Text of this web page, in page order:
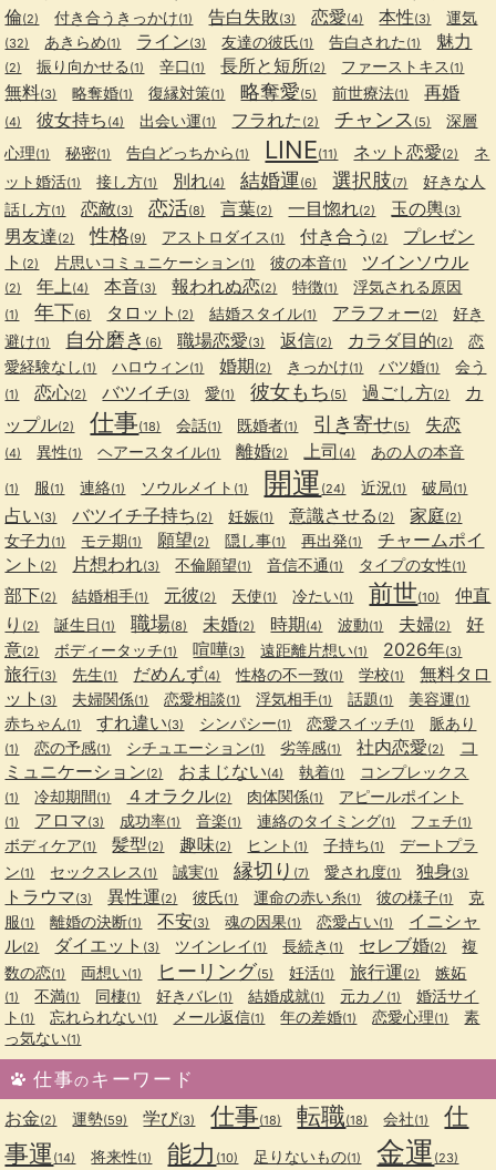
倫(2) 付き合うきっかけ(1) 告白失敗(3) 恋愛(4) 本性(3) 運気
(32) あきらめ(1) ライン(3) 友達の彼氏(1) 告白された (1) 魅力
(2) 振り向かせる (1) 辛口 (1) 長所と短所(2) ファーストキス (1)
無料(3) 略奪婚(1) 復縁対策(1) 略奪愛(5) 前世療法(1) 再婚
(4) 彼女持ち (4) 出会い運(1) フラれた (2) チャンス (5)
深層
心理(1) 秘密(1) 告白どっちから (1) LINE(11) ネット恋愛(2)
ネ
ット婚活(1) 接し方(1) 別れ(4) 結婚運(6) 選択肢(7)
好きな人
話し方(1) 恋敵(3) 恋活(8) 言葉(2) 一目惚れ(2) 玉の輿(3)
男友達(2) 性格(9) アストロダイス (1) 付き合う (2)
プレゼン
ト (2) 片思いコミュニケーション(1) 彼の本音(1) ツインソウル
(2) 年上 (4) 本音(3) 報われぬ恋(2) 特徴(1) 浮気される原因
(1) 年下(6) タロット (2) 結婚スタイル(1) アラフォー(2)
好き
避け(1) 自分磨き (6) 職場恋愛(3) 返信(2) カラダ目的(2)
恋
愛経験なし (1) ハロウィン(1) 婚期(2) きっかけ(1) バツ婚(1) 会う
(1) 恋心(2) バツイチ(3) 愛(1) 彼女もち (5) 過ごし方(2)
カ
ップル(2) 仕事(18) 会話(1) 既婚者(1) 引き寄せ(5) 失恋
(4) 異性(1) ヘアースタイル(1) 離婚(2) 上司 (4) あの人の本音
(1) 服(1) 連絡(1) ソウルメイト (1) 開運 (24) 近況 (1) 破局(1)
占い(3) バツイチ子持ち (2) 妊娠(1) 意識させる (2) 家庭(2)
女子力 (1) モテ期(1) 願望(2) 隠し事(1) 再出発(1)
チャームポイ
ント (2) 片想われ(3) 不倫願望(1) 音信不通 (1) タイプの女性(1)
部下(2) 結婚相手(1) 元彼(2) 天使(1) 冷たい(1) 前世(10)
仲直
り (2) 誕生日 (1) 職場(8) 未婚(2) 時期(4) 波動(1) 夫婦(2)
好
意(2) ボディータッチ(1) 喧嘩(3) 遠距離片想い(1) 2026年(3)
旅行(3) 先生(1) だめんず(4) 性格の不一致(1) 学校(1)
無料タロ
ット (3) 夫婦関係(1) 恋愛相談(1) 浮気相手(1) 話題(1) 美容運(1)
赤ちゃん(1) すれ違い(3) シンパシー(1) 恋愛スイッチ(1) 脈あり
(1) 恋の予感(1) シチュエーション(1) 劣等感(1) 社内恋愛(2)
コ
ミュニケーション(2) おまじない(4) 執着(1) コンプレックス
(1) 冷却期間(1) ４オラクル(2) 肉体関係(1) アピールポイント
(1) アロマ(3) 成功率(1) 音楽(1) 連絡のタイミング(1) フェチ(1)
ボディケア(1) 髪型(2) 趣味(2) ヒント (1) 子持ち(1)
デートプラ
ン(1) セックスレス (1) 誠実(1) 縁切り (7) 愛され度(1) 独身(3)
トラウマ(3) 異性運(2) 彼氏(1) 運命の赤い糸(1) 彼の様子(1)
克
服(1) 離婚の決断(1) 不安(3) 魂の因果(1) 恋愛占い(1)
イニシャ
ル(2) ダイエット (3) ツインレイ (1) 長続き (1) セレブ婚(2)
複
数の恋(1) 両想い(1) ヒーリング(5) 妊活(1) 旅行運(2) 嫉妬
(1) 不満(1) 同棲(1) 好きバレ(1) 結婚成就(1) 元カノ (1)
婚活サイ
ト (1) 忘れられない(1) メール返信(1) 年の差婚(1) 恋愛心理(1)
素
っ気ない(1)
仕事のキーワード
お金(2) 運勢(59) 学び(3) 仕事(18) 転職(18) 会社(1)
仕
事運 (14) 将来性(1) 能力 (10) 足りないもの(1) 金運 (23)